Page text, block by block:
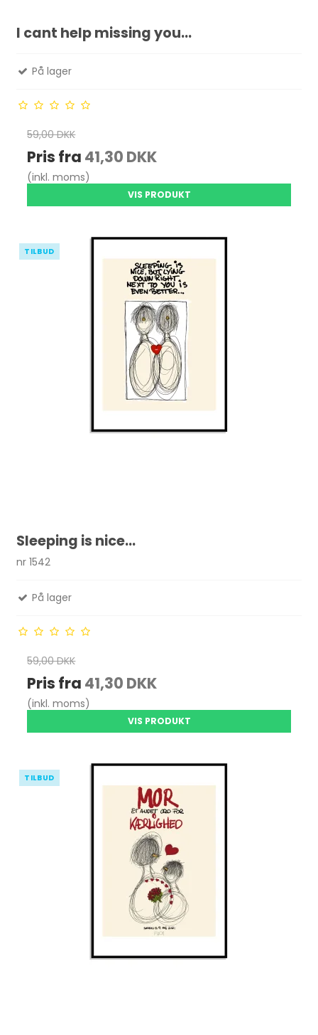
I cant help missing you...
På lager
59,00 DKK
Pris fra 41,30 DKK
(inkl. moms)
VIS PRODUKT
TILBUD
Sleeping is nice...
nr 1542
På lager
59,00 DKK
Pris fra 41,30 DKK
(inkl. moms)
VIS PRODUKT
TILBUD